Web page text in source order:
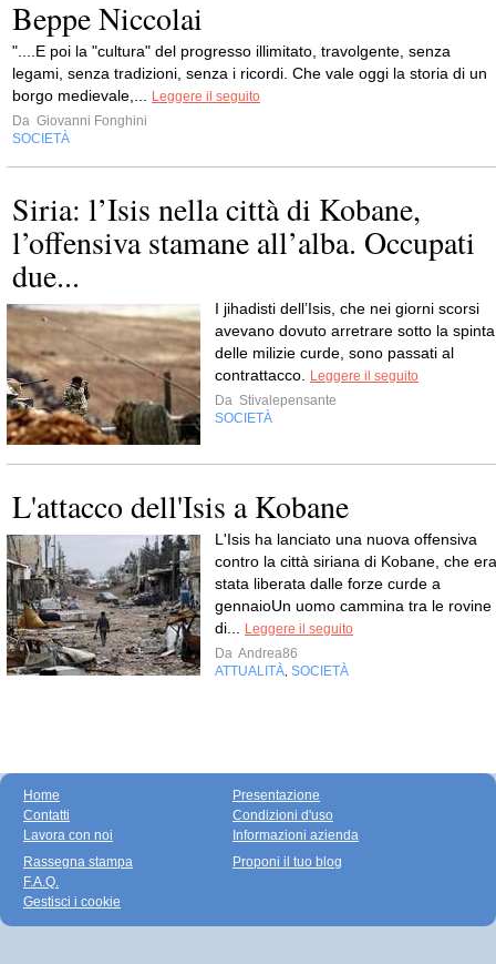
Beppe Niccolai
"....E poi la "cultura" del progresso illimitato, travolgente, senza
legami, senza tradizioni, senza i ricordi. Che vale oggi la storia di un
borgo medievale,...
Leggere il seguito
Da Giovanni Fonghini
SOCIETÀ
Siria: l’Isis nella città di Kobane,
l’offensiva stamane all’alba. Occupati
due...
I jihadisti dell’Isis, che nei giorni scorsi
avevano dovuto arretrare sotto la spinta
delle milizie curde, sono passati al
contrattacco.
Leggere il seguito
Da Stivalepensante
SOCIETÀ
L'attacco dell'Isis a Kobane
L'Isis ha lanciato una nuova offensiva
contro la città siriana di Kobane, che era
stata liberata dalle forze curde a
gennaioUn uomo cammina tra le rovine
di...
Leggere il seguito
Da Andrea86
ATTUALITÀ SOCIETÀ
Home
Contatti
Lavora con noi
Presentazione
Condizioni d'uso
Informazioni azienda
Rassegna stampa
F.A.Q.
Gestisci i cookie
Proponi il tuo blog